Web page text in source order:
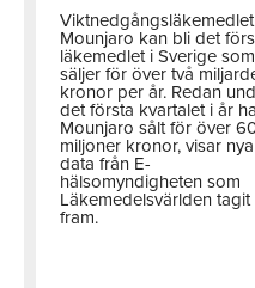
Viktnedgångsläkemedlet
Mounjaro kan bli det
läkemedlet i Sverige som
säljer för över två
kronor per år. Redan
det första kvartalet i år
Mounjaro sålt för över
miljoner kronor, visar nya
data från E-
hälsomyndigheten som
Läkemedelsvärlden tagit
fram.